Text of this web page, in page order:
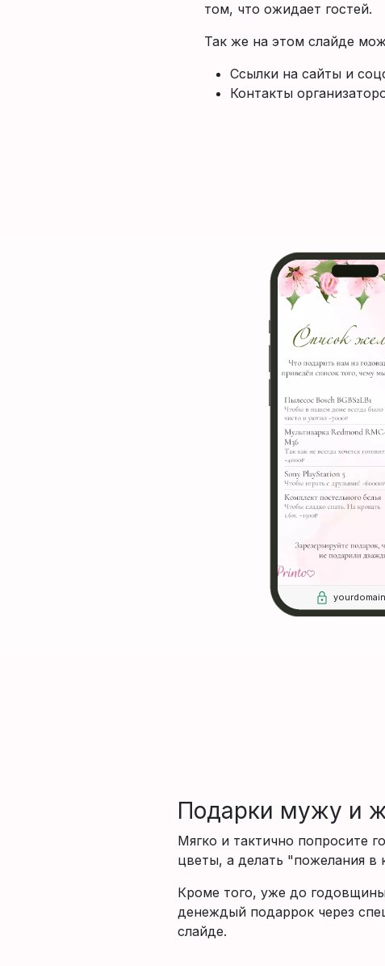
том, что ожидает гостей.
Так же на этом слайде
Ссылки на сайты и
Контакты
Подарки мужу и
Мягко и тактично попросите
цветы, а делать "пожелания в
Кроме того, уже до
денеждый подаррок через
слайде.